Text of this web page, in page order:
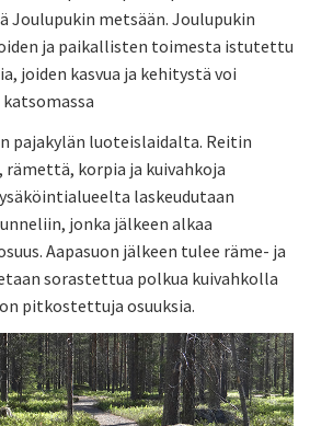
Joulupukin metsään. Joulupukin
ja paikallisten toimesta istutettu
joiden kasvua ja kehitystä voi
pajakylän luoteislaidalta. Reitin
rämettä, korpia ja kuivahkoja
laskeudutaan
jonka jälkeen alkaa
Aapasuon jälkeen tulee räme- ja
sorastettua polkua kuivahkolla
pitkostettuja osuuksia.